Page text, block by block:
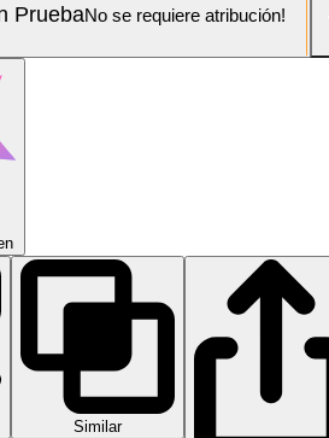
PruebaNo se requiere atribución!
Similar